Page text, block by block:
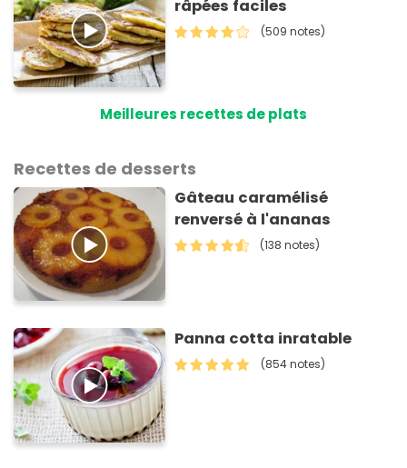
râpées faciles
(509 notes)
Meilleures recettes de plats
Recettes de desserts
Gâteau caramélisé
renversé à l'ananas
(138 notes)
Panna cotta inratable
(854 notes)